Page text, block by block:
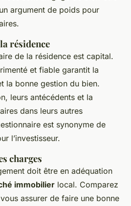
argument de poids pour
résidence
de la résidence est capital.
et fiable garantit la
la bonne gestion du bien.
leurs antécédents et la
dans leurs autres
est synonyme de
l’investisseur.
charges
doit être en adéquation
immobilier local. Comparez
assurer de faire une bonne